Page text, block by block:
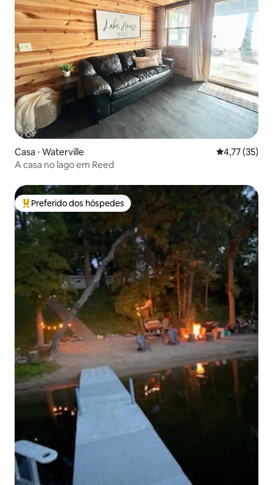
Casa ⋅ Waterville 4,77 de uma
4,77 (35)
A casa no lago em Reed
Entre os melhores preferidos dos hóspedes
Preferido dos hóspedes